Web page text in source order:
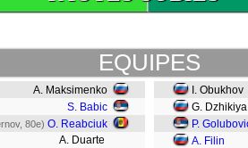
EQUIPES
A. Maksimenko
S. Babic
80e) O. Reabciuk
A. Duarte
I. Obukhov
G. Dzhikiya
P.
A. Filin